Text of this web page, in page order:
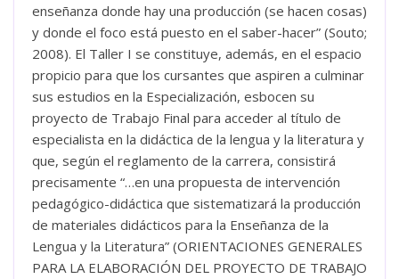
enseñanza donde hay una producción (se hacen cosas)
y donde el foco está puesto en el saber-hacer” (Souto;
2008). El Taller I se constituye, además, en el espacio
propicio para que los cursantes que aspiren a culminar
sus estudios en la Especialización, esbocen su
proyecto de Trabajo Final para acceder al título de
especialista en la didáctica de la lengua y la literatura y
que, según el reglamento de la carrera, consistirá
precisamente “…en una propuesta de intervención
pedagógico-didáctica que sistematizará la producción
de materiales didácticos para la Enseñanza de la
Lengua y la Literatura” (ORIENTACIONES GENERALES
PARA LA ELABORACIÓN DEL PROYECTO DE TRABAJO